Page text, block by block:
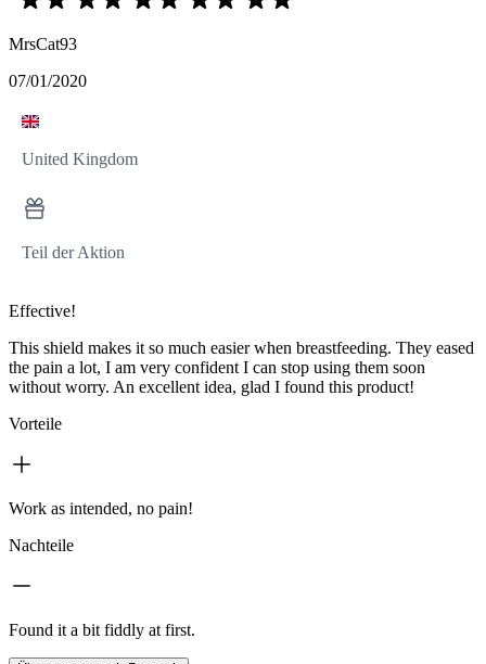
MrsCat93
07/01/2020
United Kingdom
Teil der Aktion
Effective!
This shield makes it so much easier when breastfeeding. They eased
the pain a lot, I am very confident I can stop using them soon
without worry. An excellent idea, glad I found this product!
Vorteile
Work as intended, no pain!
Nachteile
Found it a bit fiddly at first.